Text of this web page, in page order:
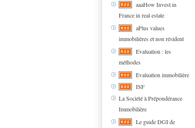
aaaHow Invest in
France in real estate
aPlus values
immobilières et non résident
Evaluation : les
méthodes
Evaluation immobilière
ISF
La Société à Prépondérance
Immobilière
Le guide DGI de